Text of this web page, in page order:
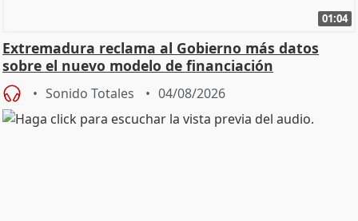
01:04
Extremadura reclama al Gobierno más datos
sobre el nuevo modelo de financiación
Sonido Totales 04/08/2026